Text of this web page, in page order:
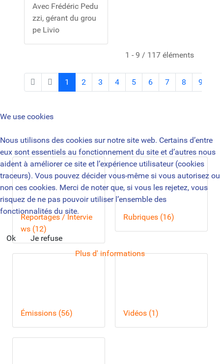
Avec Frédéric Pedu
zzi, gérant du grou
pe Livio
1 - 9 / 117 éléments
1 2 3 4 5 6 7 8 9
Reportages / Intervie
ws (12)
Rubriques (16)
Émissions (56) Vidéos (1)
We use cookies
Nous utilisons des cookies sur notre site web. Certains d’entre
eux sont essentiels au fonctionnement du site et d’autres nous
aident à améliorer ce site et l’expérience utilisateur (cookies
traceurs). Vous pouvez décider vous-même si vous autorisez ou
non ces cookies. Merci de noter que, si vous les rejetez, vous
risquez de ne pas pouvoir utiliser l’ensemble des
fonctionnalités du site.
Ok
Je refuse
Plus d' informations